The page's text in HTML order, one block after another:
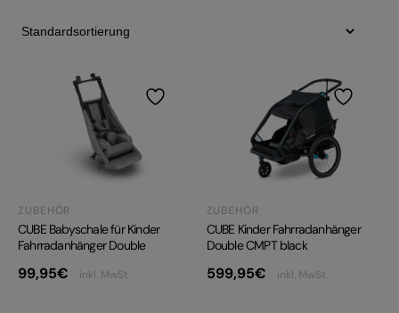
ZUBEHÖR
CUBE Babyschale für Kinder
Fahrradanhänger Double
99,95€ inkl. MwSt.
ZUBEHÖR
CUBE Kinder Fahrradanhänger
Double CMPT black
599,95€ inkl. MwSt.